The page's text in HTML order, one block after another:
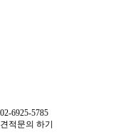
02-6925-5785
견적문의 하기